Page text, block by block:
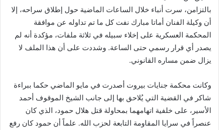
بالتزامن، سرت أنباء خلال الساعات الماضية حول إطلاق سراحه، إلا
أن وكيلة الفنان أماتا مبارك نفت كل ما تم تداوله عن موافقة
المحكمة العسكرية على إخلاء سبيله في ثلاثة ملفات، مؤكدة أنه لم
يصدر أي قرار رسمي حتى الساعة. وشددت على أن هذا الملف لا
يزال ضمن مساره القانوني.
وكانت محكمة جنايات بيروت أصدرت في مايو الماضي حكما ببراءة
شاكر في القضية التي يُلاحق بها إلى جانب الشيخ الموقوف أحمد
الأسير، على خلفية اتهامهما بمحاولة قتل هلال حمود، الذي كان
عنصراً في سرايا المقاومة التابعة لحزب الله. علماً أن حمود كان رفع